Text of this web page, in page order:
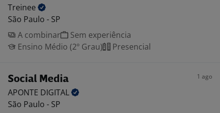
Treinee
São Paulo - SP
A combinar
Sem experiência
Ensino Médio (2º Grau)
Presencial
Social Media 1 ago
APONTE DIGITAL
São Paulo - SP